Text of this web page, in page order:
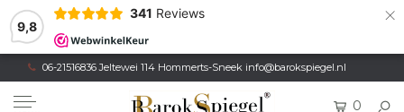
9,8
341 Reviews ×
06-21516836 Jeltewei 114 Hommerts-Sneek info@barokspiegel.nl
0